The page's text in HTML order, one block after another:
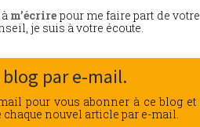
m’écrire pour me faire part de votre
je suis à votre écoute.
par e-mail.
pour vous abonner à ce blog et
nouvel article par e-mail.